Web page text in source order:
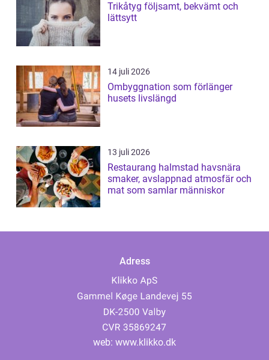
Trikåtyg följsamt, bekvämt och
lättsytt
14 juli 2026
Ombyggnation som förlänger
husets livslängd
13 juli 2026
Restaurang halmstad havsnära
smaker, avslappnad atmosfär och
mat som samlar människor
Adress
web: www.klikko.dk